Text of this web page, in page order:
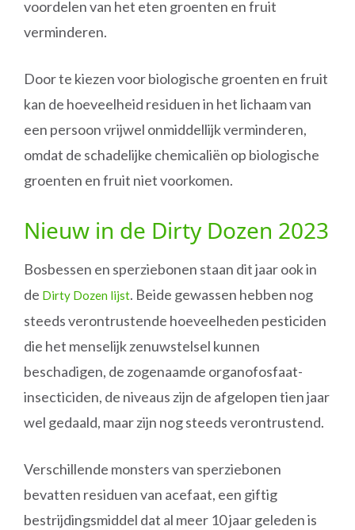
voordelen van het eten groenten en fruit
verminderen.
Door te kiezen voor biologische groenten en fruit
kan de hoeveelheid residuen in het lichaam van
een persoon vrijwel onmiddellijk verminderen,
omdat de schadelijke chemicaliën op biologische
groenten en fruit niet voorkomen.
Nieuw in de Dirty Dozen 2023
Bosbessen en sperziebonen staan dit jaar ook in
de Dirty Dozen lijst. Beide gewassen hebben nog
steeds verontrustende hoeveelheden pesticiden
die het menselijk zenuwstelsel kunnen
beschadigen, de zogenaamde organofosfaat-
insecticiden, de niveaus zijn de afgelopen tien jaar
wel gedaald, maar zijn nog steeds verontrustend.
Verschillende monsters van sperziebonen
bevatten residuen van acefaat, een giftig
bestrijdingsmiddel dat al meer 10 jaar geleden is